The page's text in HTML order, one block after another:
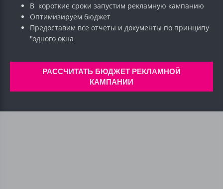
В короткие сроки запустим рекламную кампанию
Оптимизируем бюджет
Предоставим все отчеты и документы по принципу
"одного окна
РАССЧИТАТЬ БЮДЖЕТ РЕКЛАМНОЙ
КАМПАНИИ